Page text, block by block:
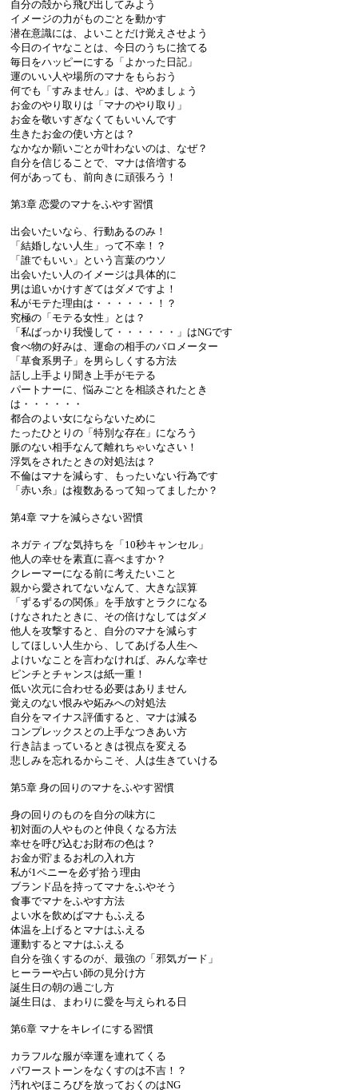
自分の殻から飛び出してみよう
イメージの力がものごとを動かす
潜在意識には、よいことだけ覚えさせよう
今日のイヤなことは、今日のうちに捨てる
毎日をハッピーにする「よかった日記」
運のいい人や場所のマナをもらおう
何でも「すみません」は、やめましょう
お金のやり取りは「マナのやり取り」
お金を敬いすぎなくてもいいんです
生きたお金の使い方とは？
なかなか願いごとが叶わないのは、なぜ？
自分を信じることで、マナは倍増する
何があっても、前向きに頑張ろう！
第3章 恋愛のマナをふやす習慣
出会いたいなら、行動あるのみ！
「結婚しない人生」って不幸！？
「誰でもいい」という言葉のウソ
出会いたい人のイメージは具体的に
男は追いかけすぎてはダメですよ！
私がモテた理由は・・・・・・！？
究極の「モテる女性」とは？
「私ばっかり我慢して・・・・・・」はNGです
食べ物の好みは、運命の相手のバロメーター
「草食系男子」を男らしくする方法
話し上手より聞き上手がモテる
パートナーに、悩みごとを相談されたとき
は・・・・・・
都合のよい女にならないために
たったひとりの「特別な存在」になろう
脈のない相手なんて離れちゃいなさい！
浮気をされたときの対処法は？
不倫はマナを減らす、もったいない行為です
「赤い糸」は複数あるって知ってましたか？
第4章 マナを減らさない習慣
ネガティブな気持ちを「10秒キャンセル」
他人の幸せを素直に喜べますか？
クレーマーになる前に考えたいこと
親から愛されてないなんて、大きな誤算
「ずるずるの関係」を手放すとラクになる
けなされたときに、その倍けなしてはダメ
他人を攻撃すると、自分のマナを減らす
してほしい人生から、してあげる人生へ
よけいなことを言わなければ、みんな幸せ
ピンチとチャンスは紙一重！
低い次元に合わせる必要はありません
覚えのない恨みや妬みへの対処法
自分をマイナス評価すると、マナは減る
コンプレックスとの上手なつきあい方
行き詰まっているときは視点を変える
悲しみを忘れるからこそ、人は生きていける
第5章 身の回りのマナをふやす習慣
身の回りのものを自分の味方に
初対面の人やものと仲良くなる方法
幸せを呼び込むお財布の色は？
お金が貯まるお札の入れ方
私が1ペニーを必ず拾う理由
ブランド品を持ってマナをふやそう
食事でマナをふやす方法
よい水を飲めばマナもふえる
体温を上げるとマナはふえる
運動するとマナはふえる
自分を強くするのが、最強の「邪気ガード」
ヒーラーや占い師の見分け方
誕生日の朝の過ごし方
誕生日は、まわりに愛を与えられる日
第6章 マナをキレイにする習慣
カラフルな服が幸運を連れてくる
パワーストーンをなくすのは不吉！？
汚れやほころびを放っておくのはNG